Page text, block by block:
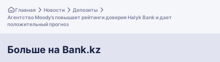
Главная Новости
Депозиты
Агентство Moody’s повышает рейтинги доверия Halyk Bank и дает
положительный прогноз
Больше на Bank.kz